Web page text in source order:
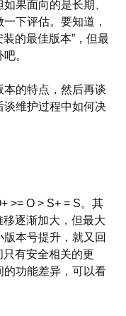
果面向的是长期、
下评估。要知道，
的最佳版本”，但最
。
的特点，然后再谈
谈维护过程中如何决
>= O > S+ = S。其
逐渐加大，但最大
本号提升，就又回
有安全相关的更
的功能差异，可以看